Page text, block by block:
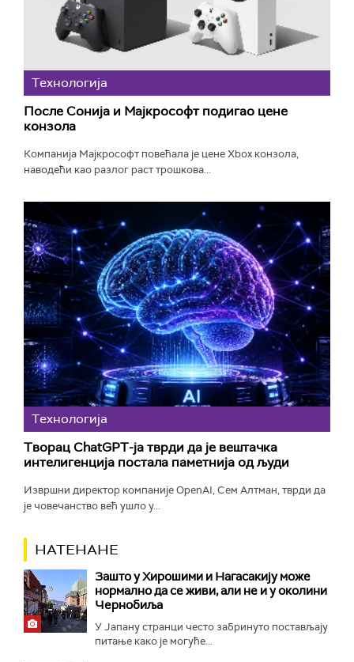
Технологијa
После Сонија и Мајкрософт подигао цене
конзола
Компанија Мајкрософт повећала је цене Xbox конзола,
наводећи као разлог раст трошкова...
Технологијa
Творац ChatGPT-ја тврди да је вештачка
интелигенција постала паметнија од људи
Извршни директор компаније OpenAI, Сем Алтман, тврди да
је човечанство већ ушло у...
НАТЕНАНЕ
Зашто у Хирошими и Нагасакију може
нормално да се живи, али не и у околини
Чернобиља
У Јапану странци често забринуто постављају
питање како је могуће...